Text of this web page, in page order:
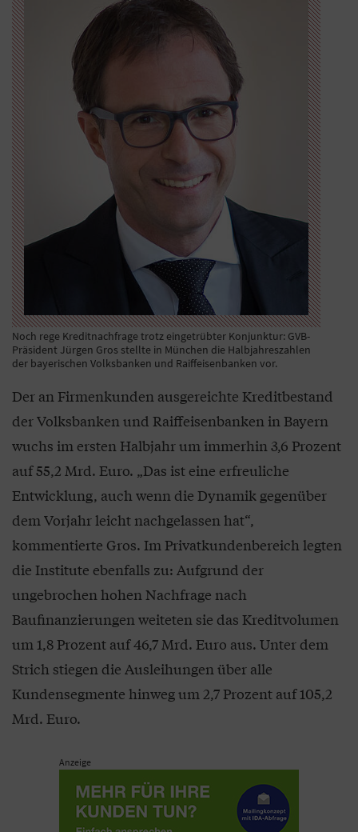
Noch rege Kreditnachfrage trotz eingetrübter Konjunktur: GVB-
Präsident Jürgen Gros stellte in München die Halbjahreszahlen
der bayerischen Volksbanken und Raiffeisenbanken vor.
Der an Firmenkunden ausgereichte Kreditbestand
der Volksbanken und Raiffeisenbanken in Bayern
wuchs im ersten Halbjahr um immerhin 3,6 Prozent
auf 55,2 Mrd. Euro. „Das ist eine erfreuliche
Entwicklung, auch wenn die Dynamik gegenüber
dem Vorjahr leicht nachgelassen hat“,
kommentierte Gros. Im Privatkundenbereich legten
die Institute ebenfalls zu: Aufgrund der
ungebrochen hohen Nachfrage nach
Baufinanzierungen weiteten sie das Kreditvolumen
um 1,8 Prozent auf 46,7 Mrd. Euro aus. Unter dem
Strich stiegen die Ausleihungen über alle
Kundensegmente hinweg um 2,7 Prozent auf 105,2
Mrd. Euro.
Anzeige